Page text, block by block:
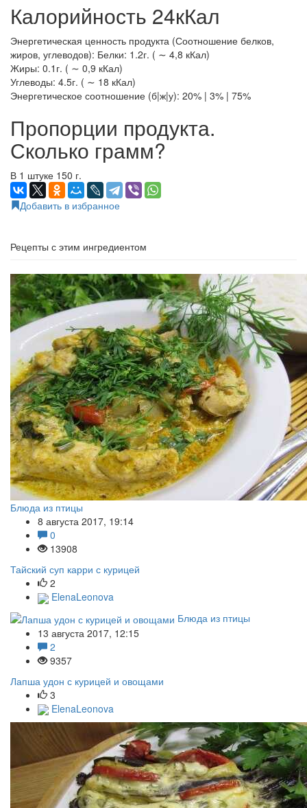
Калорийность 24кКал
Энергетическая ценность продукта (Соотношение белков,
жиров, углеводов): Белки: 1.2г. ( ∼ 4,8 кКал)
Жиры: 0.1г. ( ∼ 0,9 кКал)
Углеводы: 4.5г. ( ∼ 18 кКал)
Энергетическое соотношение (б|ж|у): 20% | 3% | 75%
Пропорции продукта.
Сколько грамм?
В 1 штуке 150 г.
Добавить в избранное
Рецепты с этим ингредиентом
Блюда из птицы
8 августа 2017, 19:14
0
13908
Тайский суп карри с курицей
2
ElenaLeonova
Блюда из птицы
13 августа 2017, 12:15
2
9357
Лапша удон с курицей и овощами
3
ElenaLeonova